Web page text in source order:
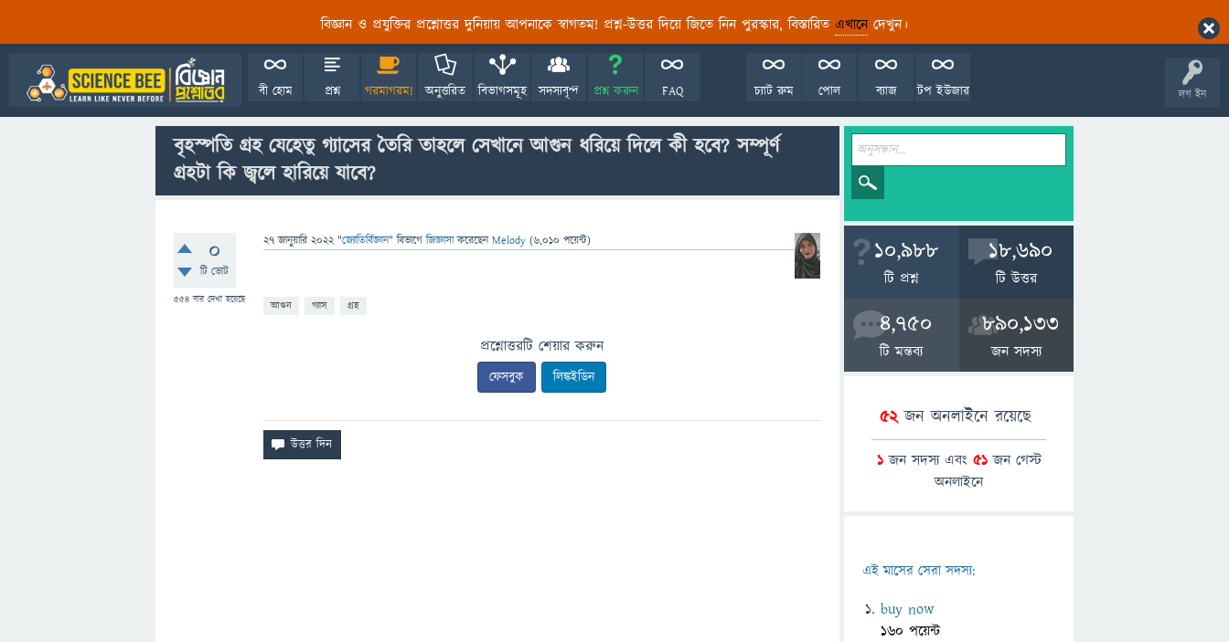
বিজ্ঞান ও প্রযুক্তির প্রশ্নোত্তর দুনিয়ায় আপনাকে স্বাগতম! প্রশ্ন-উত্তর দিয়ে জিতে নিন পুরস্কার, বিস্তারিত এখানেদেখুন।
লগ ইন
বী হোম প্রশ্ন গরমাগরম! অনুত্তরিত বিভাগসমূহ সদস্যবৃন্দ প্রশ্ন করুন FAQ টপ ইউজার
ব্যাজ
পোল
চ্যাট রুম
বৃহস্পতি গ্রহ যেহেতু গ্যাসের তৈরি তাহলে সেখানে আগুন ধরিয়ে দিলে কী হবে? সম্পূর্ণ
গ্রহটা কি জ্বলে হারিয়ে যাবে?
0
টি ভোট
554 বার দেখা হয়েছে
27 জানুয়ারি 2022 "জ্যোতির্বিজ্ঞান" বিভাগে জিজ্ঞাসাকরেছেনMelody (6,010 পয়েন্ট)
আগুন গ্যাস গ্রহ
প্রশ্নোত্তরটি শেয়ার করুন
ফেসবুক লিঙ্কইডিন
10,988
টি প্রশ্ন
18,690
টি উত্তর
4,750
টি মন্তব্য
890,133
জন সদস্য
52জন অনলাইনে রয়েছে
1জন সদস্য এবং 51জন গেস্ট
অনলাইনে
এই মাসের সেরা সদস্য:
buy now
160 পয়েন্ট